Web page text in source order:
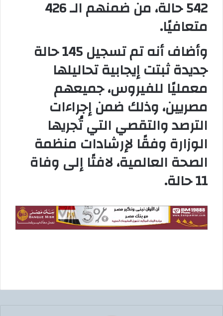
542 حالة، من ضمنهم الـ 426
متعافيًا.
وأضاف أنه تم تسجيل 145 حالة
جديدة ثبتت إيجابية تحاليلها
معمليًا للفيروس، جميعهم
مصريين، وذلك ضمن إجراءات
الترصد والتقصي التي تُجريها
الوزارة وفقًا لإرشادات منظمة
الصحة العالمية، لافتًا إلى وفاة
11 حالة.